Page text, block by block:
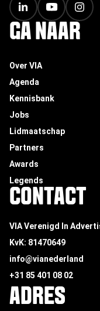
GA NAAR
Over VIA
Agenda
Kennisbank
Jobs
Lidmaatschap
Partners
Awards
Legends
CONTACT
VIA Verenigd In
KvK: 81470649
info@vianederland
+31 85 401 08 02
ADRES